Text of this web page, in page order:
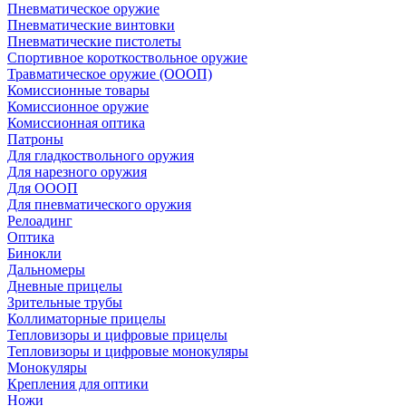
Пневматическое оружие
Пневматические винтовки
Пневматические пистолеты
Спортивное короткоствольное оружие
Травматическое оружие (ОООП)
Комиссионные товары
Комиссионное оружие
Комиссионная оптика
Патроны
Для гладкоствольного оружия
Для нарезного оружия
Для ОООП
Для пневматического оружия
Релоадинг
Оптика
Бинокли
Дальномеры
Дневные прицелы
Зрительные трубы
Коллиматорные прицелы
Тепловизоры и цифровые прицелы
Тепловизоры и цифровые монокуляры
Монокуляры
Крепления для оптики
Ножи